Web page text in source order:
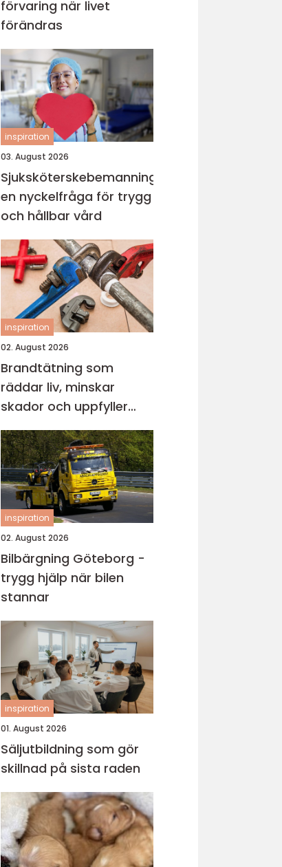
förvaring när livet
förändras
inspiration
03. August 2026
Sjuksköterskebemanning
en nyckelfråga för trygg
och hållbar vård
inspiration
02. August 2026
Brandtätning som
räddar liv, minskar
skador och uppfyller
lagkrav
inspiration
02. August 2026
Bilbärgning Göteborg -
trygg hjälp när bilen
stannar
inspiration
01. August 2026
Säljutbildning som gör
skillnad på sista raden